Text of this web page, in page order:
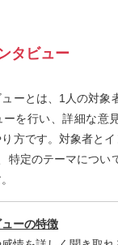
タビュー
ーとは、1人の対象
ーを行い、詳細な意
方です。対象者と
特定のテーマについ
ーの特徴